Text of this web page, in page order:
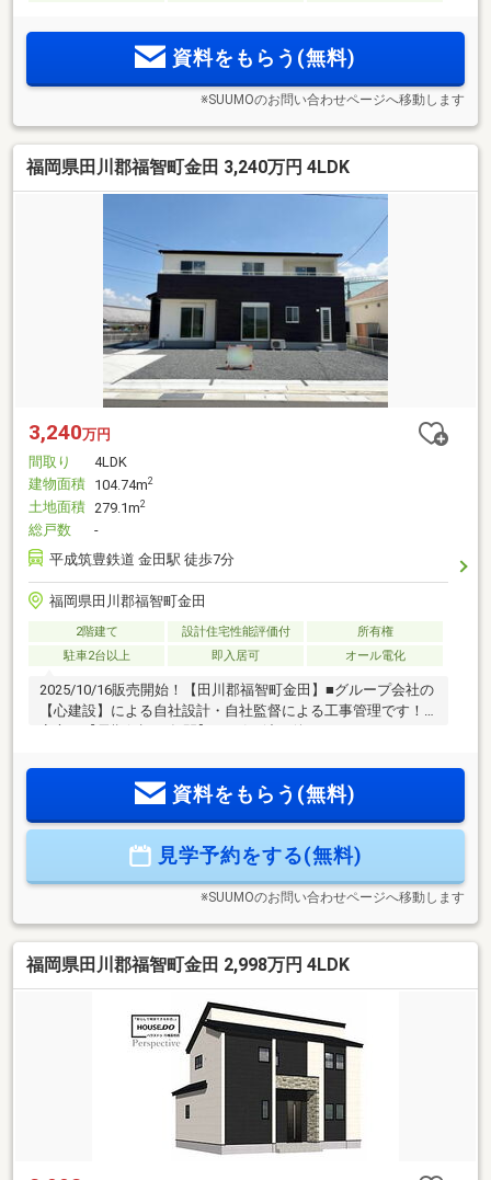
資料をもらう(無料)
※SUUMOのお問い合わせページへ移動します
福岡県田川郡福智町金田 3,240万円 4LDK
3,240万円
間取り
4LDK
建物面積 104.74m2
土地面積 279.1m2
総戸数
-
平成筑豊鉄道 金田駅 徒歩7分
福岡県田川郡福智町金田
2階建て 設計住宅性能評価付
所有権
駐車2台以上
即入居可 オール電化
2025/10/16販売開始！【田川郡福智町金田】■グループ会社の
【心建設】による自社設計・自社監督による工事管理です！■
お客様にお勧めできます!【物件の特徴】◆オール電化＆エコ
キュートで光熱費を大幅に節約！◆家族とコミュニケーショ
設備！【住宅ローンお任せ下さい!】弊社の経験豊富なスタッ
フは、様々な住宅ローンの対応が可能です！
資料をもらう(無料)
見学予約をする(無料)
※SUUMOのお問い合わせページへ移動します
福岡県田川郡福智町金田 2,998万円 4LDK